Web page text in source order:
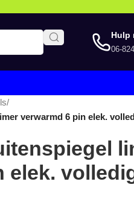
Hulp
06-
/
verwarmd 6 pin elek.
elek.